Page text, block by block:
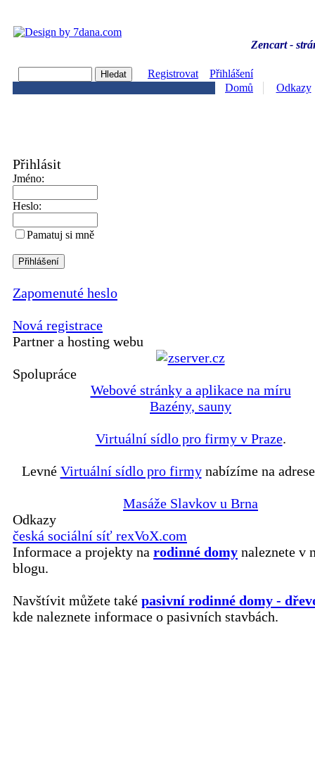
Zencart -
Registrovat
Přihlášení
Domů
Odkazy
Přihlásit
Jméno:
Heslo:
Pamatuj si mně
Zapomenuté heslo
Nová registrace
Partner a hosting webu
Spolupráce
Webové stránky a aplikace na míru
Bazény, sauny
Virtuální sídlo pro firmy v Praze.
Levné Virtuální sídlo pro firmynabízíme na
Masáže Slavkov u Brna
Odkazy
česká sociální síť rexVoX.com
Informace a projekty na rodinné domy naleznete v
blogu.
Navštívit můžete také pasivní rodinné domy -
kde naleznete informace o pasivních stavbách.